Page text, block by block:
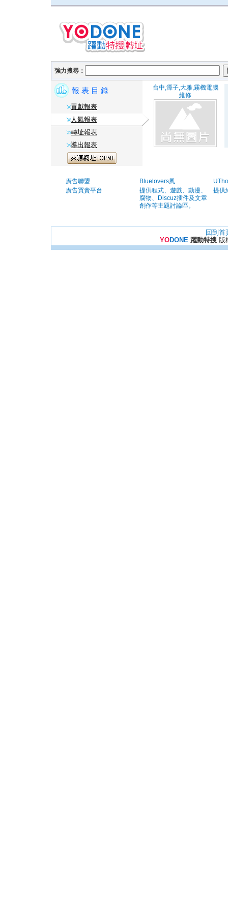
強力搜尋：
報 表 目 錄
貢獻報表
人氣報表
轉址報表
導出報表
台中,潭子,大雅,霧機電腦
維修
廣告聯盟
廣告買賣平台
Bluelovers風
提供程式、遊戲、動漫、
腐物、Discuz插件及文章
創作等主題討論區。
提供
回到首
YODONE 躍動特搜版